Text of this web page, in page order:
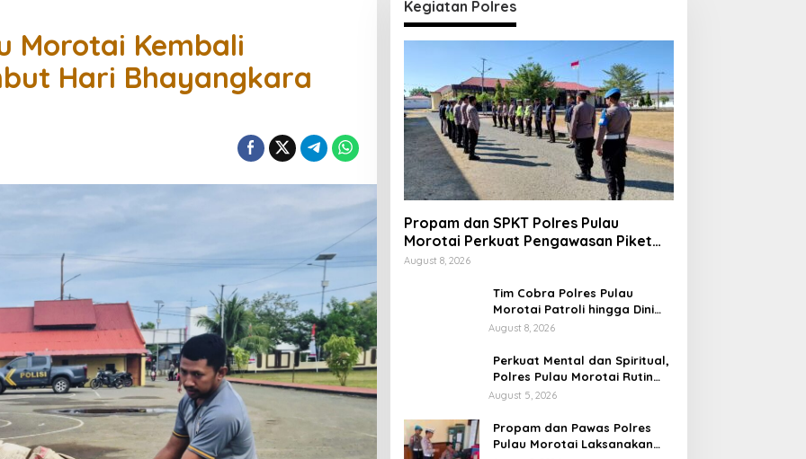
Morotai Kembali
Hari Bhayangkara
Kegiatan Polres
Propam dan SPKT Polres Pulau
Morotai Perkuat Pengawasan Piket
dan Pelayanan Masyarakat Selama
August 8, 2026
Tim Cobra Polres Pulau
Morotai Patroli hingga Dini
Hari, Cegah Miras dan
August 8, 2026
Perkuat Mental dan Spiritual,
Polres Pulau Morotai Rutin
Gelar Binrohtal untuk Bentuk
August 5, 2026
Propam dan Pawas Polres
Pulau Morotai Laksanakan